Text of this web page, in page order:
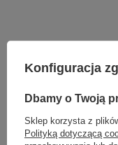
Konfiguracja
Dbamy o Twoją
Sklep korzysta z
Polityką dotyczącą